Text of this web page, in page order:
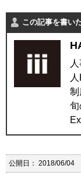
この記事を書い
制
旬
公開日： 2018/06/04